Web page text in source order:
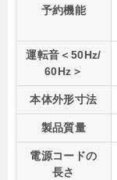
予約機能
運転音＜50Hz/
60Hz＞
本体外形寸法
製品質量
電源コードの
長さ